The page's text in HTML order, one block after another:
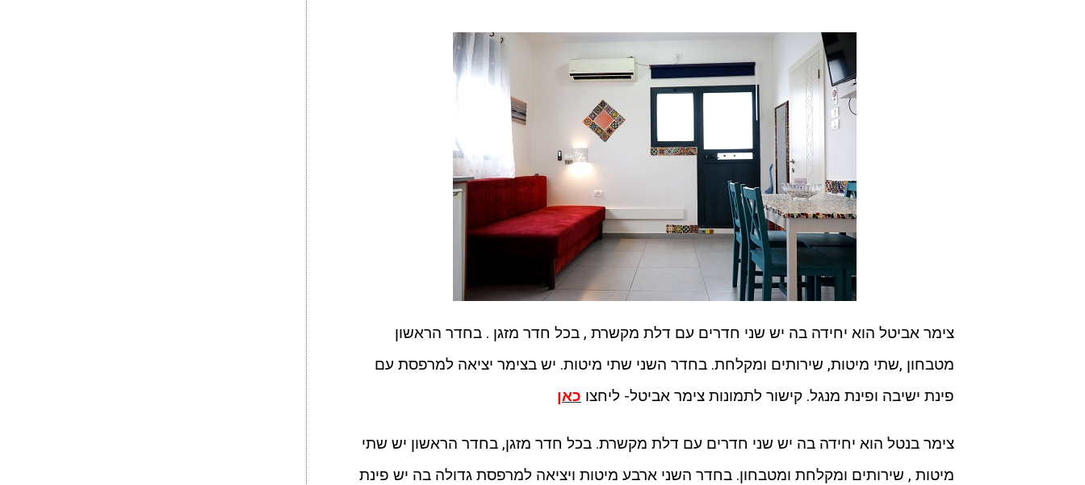
צימר אביטל הוא יחידה בה יש שני חדרים עם דלת מקשרת , בכל חדר מזגן . בחדר הראשון
מטבחון ,שתי מיטות, שירותים ומקלחת. בחדר השני שתי מיטות. יש בצימר יציאה למרפסת עם
פינת ישיבה ופינת מנגל. קישור לתמונות צימר אביטל- ליחצו כאן
צימר בנטל הוא יחידה בה יש שני חדרים עם דלת מקשרת. בכל חדר מזגן, בחדר הראשון יש שתי
מיטות , שירותים ומקלחת ומטבחון. בחדר השני ארבע מיטות ויציאה למרפסת גדולה בה יש פינת